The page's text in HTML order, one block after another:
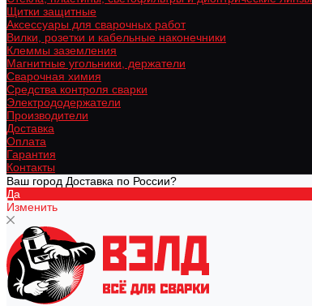
Щитки защитные
Аксессуары для сварочных работ
Вилки, розетки и кабельные наконечники
Клеммы заземления
Магнитные угольники, держатели
Сварочная химия
Средства контроля сварки
Электрододержатели
Производители
Доставка
Оплата
Гарантия
Контакты
Ваш город Доставка по России?
Да
Изменить